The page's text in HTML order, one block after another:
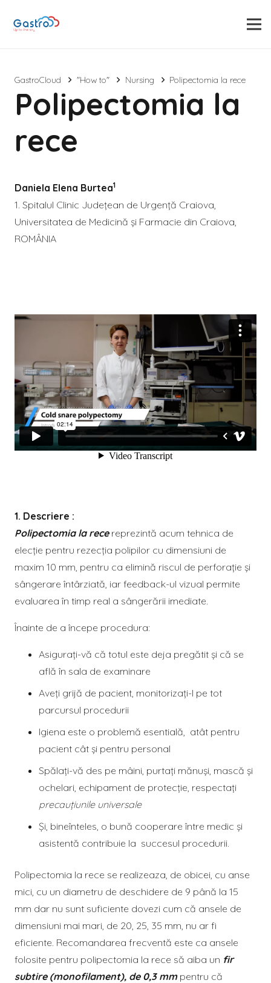
GastroCloud "How to" Nursing Polipectomia la rece
Polipectomia la
rece
Daniela Elena Burtea1
1. Spitalul Clinic Județean de Urgență Craiova,
Universitatea de Medicină și Farmacie din Craiova,
ROMÂNIA
Descriere :
Polipectomia la recereprezintă acum tehnica de
elecție pentru rezecția polipilor cu dimensiuni de
maxim 10 mm, pentru ca elimină riscul de perforație și
sângerare întârziată, iar feedback-ul vizual permite
evaluarea în timp real a sângerării imediate.
Înainte de a începe procedura:
Asigurați-vă că totul este deja pregătit și că se
află în sala de examinare
Aveţi grijă de pacient, monitorizaţi-l pe tot
parcursul procedurii
Igiena este o problemă esentială, atât pentru
pacient cât și pentru personal
Spălaţi-vă des pe mâini, purtaţi mănuşi, mască și
ochelari, echipament de protecţie, respectaţi
precauţiunile universale
Şi, bineînteles, o bună cooperare între medic și
asistentă contribuie la succesul procedurii.
Polipectomia la rece se realizeaza, de obicei, cu anse
mici, cu un diametru de deschidere de 9 până la 15
mm dar nu sunt suficiente dovezi cum că ansele de
dimensiuni mai mari, de 20, 25, 35 mm, nu ar fi
eficiente. Recomandarea frecventă este ca ansele
folosite pentru polipectomia la rece să aiba un fir
subtire (monofilament), de 0,3 mmpentru că